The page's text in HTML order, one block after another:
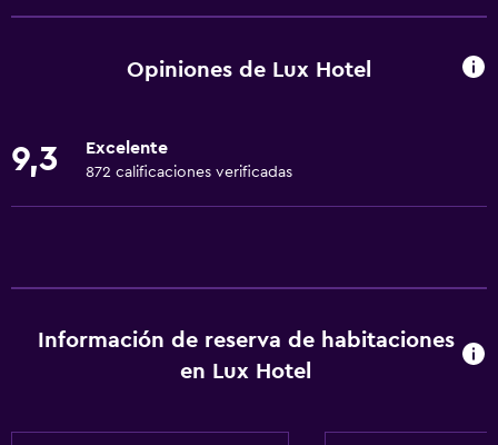
Wifi gratis
Toallas
Gel de ducha
Opiniones de Lux Hotel
9,3 Excelente
872 calificaciones verificadas
Información de reserva de habitaciones
en Lux Hotel